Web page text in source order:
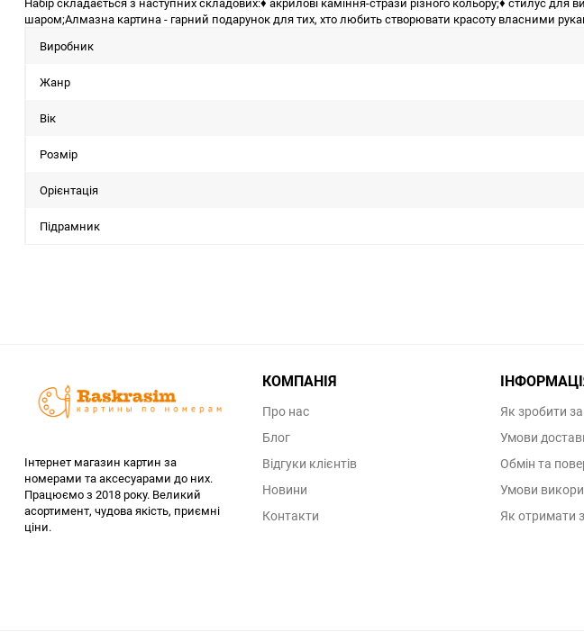
шаром;Алмазна картина - гарний подарунок для тих, хто любить створювати красоту власними
Виробник
Жанр
Вік
Розмір
Орієнтація
Підрамник
Інтернет магазин картин за
номерами та аксесуарами до них.
Працюємо з 2018 року. Великий
асортимент, чудова якість, приємні
ціни.
КОМПАНІЯ
Про нас
Блог
Відгуки клієнтів
Новини
Контакти
Як зробити
Умови
Обмін та
Умови
Як отримати